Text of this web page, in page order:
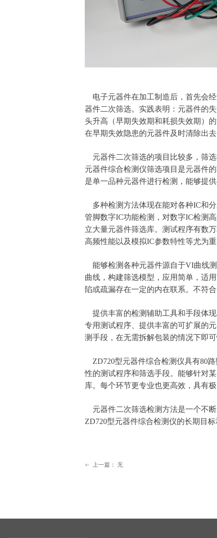
电子元器件在加工制造后，首先会
器件二次筛选。实践表明：元器件的
头升高（早期失效期和耗损失效期）
在早期失效隐患的元器件及时清除出
元器件二次筛选的项目比较多，筛
元器件综合检测仪筛选项目是元器件
是单一品种元器件进行检测，能够提
多种检测方法体现在能对各种IC和
管脚数字IC功能检测，对数字IC检测
立大量元器件筛选库。测试程序有数
高频性能以及模拟IC参数特性等尤为
能够检测各种元器件源自于VI曲线
曲线，构建筛选模型，应用简单，适
陷或疏漏存在一定的内在联系。不符
提供丰富的检测辅助工具和手段体
专用测试程序、提供丰富的可扩展的
测手段，在无需拆解包装的情况下即
ZD720型元器件综合检测仪具有80
性的测试程序和筛选手段。能够针对
库。每个环节更专业也更高效，具有
元器件二次筛选检测方法是一个不
ZD720型元器件综合检测仪的长期目
ꂃ 上一篇： 无